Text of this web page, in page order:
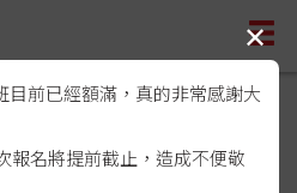
目前已經額滿，真的非常感謝大
報名將提前截止，造成不便敬
✕